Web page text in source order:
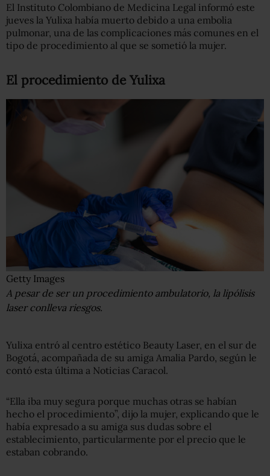
El Instituto Colombiano de Medicina Legal informó este
jueves la Yulixa había muerto debido a una embolia
pulmonar, una de las complicaciones más comunes en el
tipo de procedimiento al que se sometió la mujer.
El procedimiento de Yulixa
Getty Images
A pesar de ser un procedimiento ambulatorio, la lipólisis
laser conlleva riesgos.
Yulixa entró al centro estético Beauty Laser, en el sur de
Bogotá, acompañada de su amiga Amalia Pardo, según le
contó esta última a Noticias Caracol.
“Ella iba muy segura porque muchas otras se habían
hecho el procedimiento”, dijo la mujer, explicando que le
había expresado a su amiga sus dudas sobre el
establecimiento, particularmente por el precio que le
estaban cobrando.